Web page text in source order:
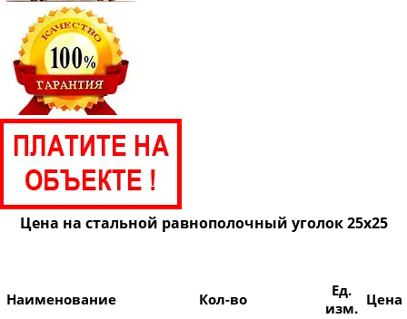
Цена на стальной равнополочный уголок 25х25
Наименование Кол-во
Ед.
изм. Цена